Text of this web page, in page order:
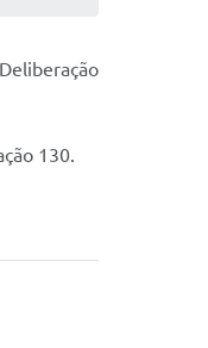
130.